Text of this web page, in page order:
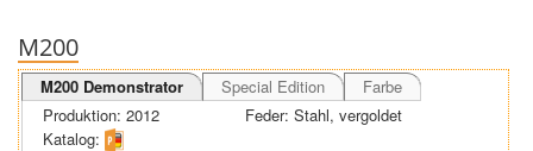
M200
M200 Demonstrator Special Edition
Farbe
Produktion: 2012
Feder: Stahl, vergoldet
Katalog: